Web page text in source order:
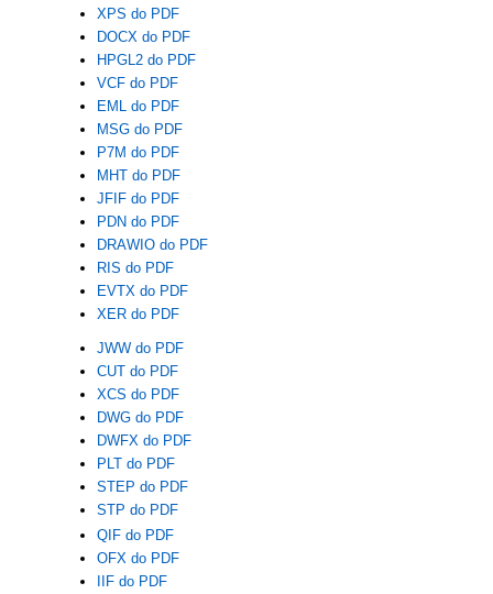
XPS do PDF
DOCX do PDF
HPGL2 do PDF
VCF do PDF
EML do PDF
MSG do PDF
P7M do PDF
MHT do PDF
JFIF do PDF
PDN do PDF
DRAWIO do PDF
RIS do PDF
EVTX do PDF
XER do PDF
JWW do PDF
CUT do PDF
XCS do PDF
DWG do PDF
DWFX do PDF
PLT do PDF
STEP do PDF
STP do PDF
QIF do PDF
OFX do PDF
IIF do PDF